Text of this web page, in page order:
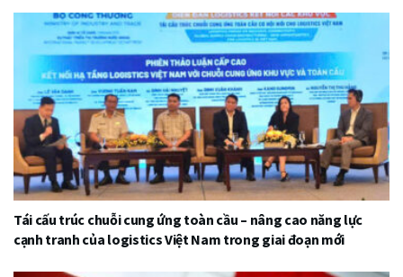
Tái cấu trúc chuỗi cung ứng toàn cầu – nâng cao năng lực
cạnh tranh của logistics Việt Nam trong giai đoạn mới